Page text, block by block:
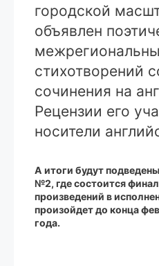
городской
объявлен
стихотворений
сочинения на
Рецензии его
носители
А итоги будут
№2, где состоится
произведений в
произойдет до конца
года.